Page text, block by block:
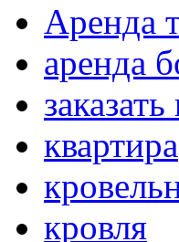
Аренда
аренда
квартира
кровля